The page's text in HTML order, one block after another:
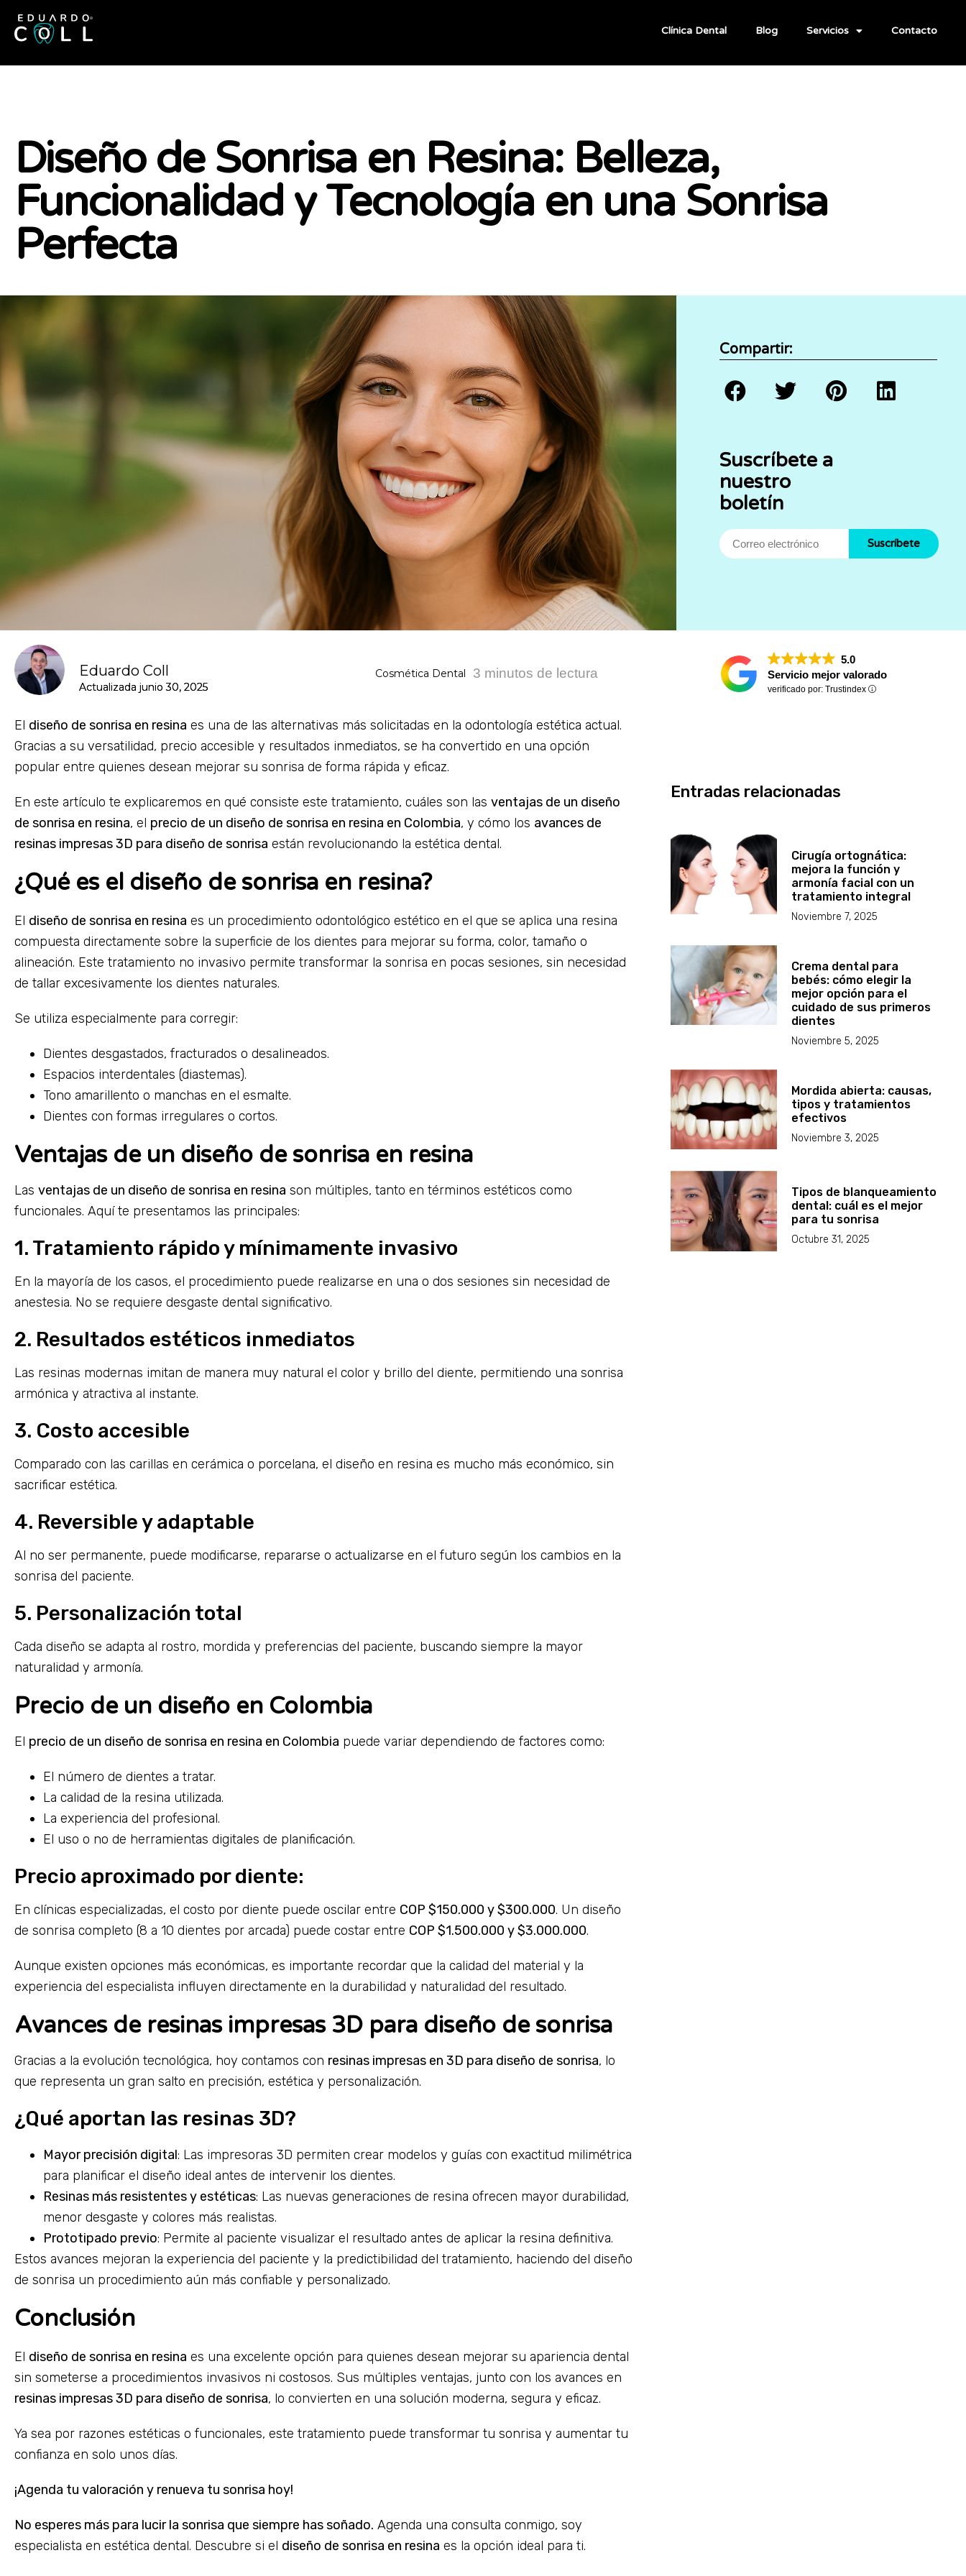
Clínica Dental Blog Servicios Contacto
Diseño de Sonrisa en Resina: Belleza,
Funcionalidad y Tecnología en una Sonrisa
Perfecta
Compartir:
Suscríbete a
nuestro
boletín
Suscríbete
Eduardo Coll
Actualizada junio 30, 2025
Actualizada junio 30, 2025
Cosmética Dental 3 minutos de lectura
El diseño de sonrisa en resina es una de las alternativas más solicitadas en la odontología estética actual.
Gracias a su versatilidad, precio accesible y resultados inmediatos, se ha convertido en una opción
popular entre quienes desean mejorar su sonrisa de forma rápida y eficaz.
En este artículo te explicaremos en qué consiste este tratamiento, cuáles son las ventajas de un diseño
de sonrisa en resina, el precio de un diseño de sonrisa en resina en Colombia, y cómo los avances de
resinas impresas 3D para diseño de sonrisa están revolucionando la estética dental.
¿Qué es el diseño de sonrisa en resina?
El diseño de sonrisa en resina es un procedimiento odontológico estético en el que se aplica una resina
compuesta directamente sobre la superficie de los dientes para mejorar su forma, color, tamaño o
alineación. Este tratamiento no invasivo permite transformar la sonrisa en pocas sesiones, sin necesidad
de tallar excesivamente los dientes naturales.
Se utiliza especialmente para corregir:
Dientes desgastados, fracturados o desalineados.
Espacios interdentales (diastemas).
Tono amarillento o manchas en el esmalte.
Dientes con formas irregulares o cortos.
Ventajas de un diseño de sonrisa en resina
Las ventajas de un diseño de sonrisa en resina son múltiples, tanto en términos estéticos como
funcionales. Aquí te presentamos las principales:
1. Tratamiento rápido y mínimamente invasivo
En la mayoría de los casos, el procedimiento puede realizarse en una o dos sesiones sin necesidad de
anestesia. No se requiere desgaste dental significativo.
2. Resultados estéticos inmediatos
Las resinas modernas imitan de manera muy natural el color y brillo del diente, permitiendo una sonrisa
armónica y atractiva al instante.
3. Costo accesible
Comparado con las carillas en cerámica o porcelana, el diseño en resina es mucho más económico, sin
sacrificar estética.
4. Reversible y adaptable
Al no ser permanente, puede modificarse, repararse o actualizarse en el futuro según los cambios en la
sonrisa del paciente.
5. Personalización total
Cada diseño se adapta al rostro, mordida y preferencias del paciente, buscando siempre la mayor
naturalidad y armonía.
Precio de un diseño en Colombia
El precio de un diseño de sonrisa en resina en Colombia puede variar dependiendo de factores como:
El número de dientes a tratar.
La calidad de la resina utilizada.
La experiencia del profesional.
El uso o no de herramientas digitales de planificación.
Precio aproximado por diente:
En clínicas especializadas, el costo por diente puede oscilar entre COP $150.000 y $300.000. Un diseño
de sonrisa completo (8 a 10 dientes por arcada) puede costar entre COP $1.500.000 y $3.000.000.
Aunque existen opciones más económicas, es importante recordar que la calidad del material y la
experiencia del especialista influyen directamente en la durabilidad y naturalidad del resultado.
Avances de resinas impresas 3D para diseño de sonrisa
Gracias a la evolución tecnológica, hoy contamos con resinas impresas en 3D para diseño de sonrisa, lo
que representa un gran salto en precisión, estética y personalización.
¿Qué aportan las resinas 3D?
Mayor precisión digital: Las impresoras 3D permiten crear modelos y guías con exactitud milimétrica
para planificar el diseño ideal antes de intervenir los dientes.
Resinas más resistentes y estéticas: Las nuevas generaciones de resina ofrecen mayor durabilidad,
menor desgaste y colores más realistas.
Prototipado previo: Permite al paciente visualizar el resultado antes de aplicar la resina definitiva.
Estos avances mejoran la experiencia del paciente y la predictibilidad del tratamiento, haciendo del diseño
de sonrisa un procedimiento aún más confiable y personalizado.
Conclusión
El diseño de sonrisa en resina es una excelente opción para quienes desean mejorar su apariencia dental
sin someterse a procedimientos invasivos ni costosos. Sus múltiples ventajas, junto con los avances en
resinas impresas 3D para diseño de sonrisa, lo convierten en una solución moderna, segura y eficaz.
Ya sea por razones estéticas o funcionales, este tratamiento puede transformar tu sonrisa y aumentar tu
confianza en solo unos días.
¡Agenda tu valoración y renueva tu sonrisa hoy!
No esperes más para lucir la sonrisa que siempre has soñado. Agenda una consulta conmigo, soy
especialista en estética dental. Descubre si el diseño de sonrisa en resina es la opción ideal para ti.
5.0
Servicio mejor valorado
verificado por: Trustindex
Entradas relacionadas
Cirugía ortognática:
mejora la función y
armonía facial con un
tratamiento integral
Noviembre 7, 2025
Crema dental para
bebés: cómo elegir la
mejor opción para el
cuidado de sus primeros
dientes
Noviembre 5, 2025
Mordida abierta: causas,
tipos y tratamientos
efectivos
Noviembre 3, 2025
Tipos de blanqueamiento
dental: cuál es el mejor
para tu sonrisa
Octubre 31, 2025